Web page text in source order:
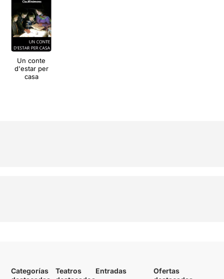
Un conte
d'estar per
casa
Categorías
Teatros
Entradas
Ofertas